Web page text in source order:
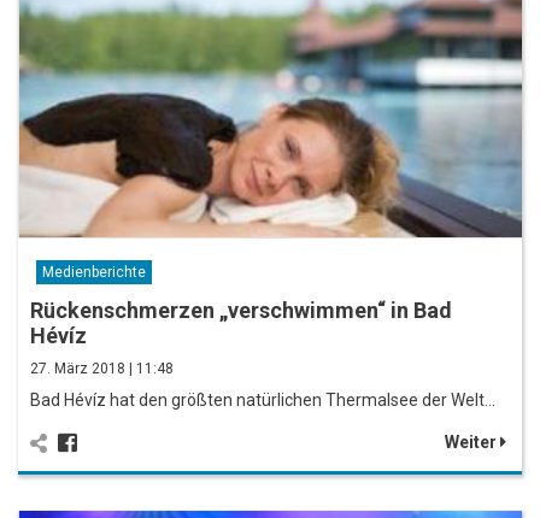
Medienberichte
Rückenschmerzen „verschwimmen“ in Bad
Hévíz
27. März 2018 | 11:48
Bad Hévíz hat den größten natürlichen Thermalsee der Welt…
Weiter